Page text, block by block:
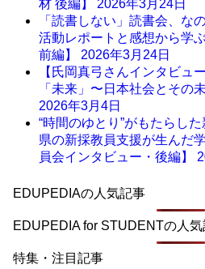
材 後編】 2026年3月24日
「読書しない」読書会、な
活動レポートと感想から学
前編】 2026年3月24日
【氏岡真弓さんインタビュ
「未来」〜日本社会とその
2026年3月4日
“時間のゆとり”がもたらし
県の新採教員支援が生んだ
員会インタビュー・後編】
EDUPEDIAの人気記事
EDUPEDIA for STUDENTの人
特集・注目記事